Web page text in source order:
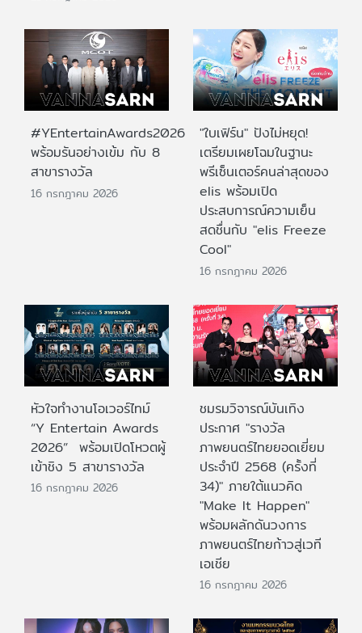
#YEntertainAwards2026
พร้อมรันอย่างเข้ม กับ 8
สาขารางวัล
16 กรกฎาคม 2026
"ใบเฟิร์น" ปังไม่หยุด!
เตรียมเผยโฉมในฐานะ
พรีเซ็นเตอร์คนล่าสุดของ
elis พร้อมเปิด
ประสบการณ์ความเย็น
สดชื่นกับ "elis Freeze
Cool"
16 กรกฎาคม 2026
หัวใจทำงานโอเวอร์ไทม์
“Y Entertain Awards
2026” พร้อมเปิดโหวตผู้
เข้าชิง 5 สาขารางวัล
16 กรกฎาคม 2026
ชมรมวิจารณ์บันเทิง
ประกาศ "รางวัล
ภาพยนตร์ไทยยอดเยี่ยม
ประจําปี 2568 (ครั้งที่
34)" ภายใต้แนวคิด
"Make It Happen"
พร้อมผลักดันวงการ
ภาพยนตร์ไทยก้าวสู่เวที
เอเชีย
16 กรกฎาคม 2026